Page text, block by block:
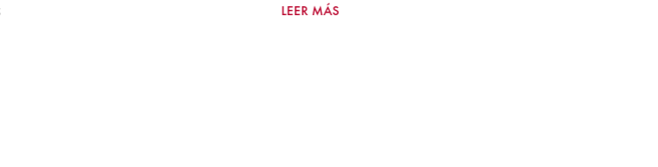
LEER MÁS